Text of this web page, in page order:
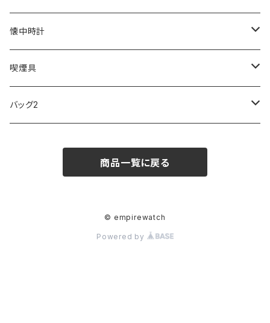
SKAGEN
FOOTBALL WATCHES
ARCA FUTURA
COACH
BVLGARI
VANQUISH
DANIEL WELLINGTON
SWAROVSKI
VIVIENNE WESTWOOD
MONTBLANC
Fashion Accessory Cllection
ISLAND
GULLWING
LESPORTSAC
PRADA
MONDAINE
MAWA
その他
CROSS
MONTBLANC
SWAROVSKI
CASIO
AMOS
OMMIX
COACH
CREATE
TORAY
OMRON
SPICE OF LIFE
懐中時計
MONDAINE
喫煙具
ZIPPO
TSUBOTA PEARL
バッグ2
商品一覧に戻る
© empirewatch
Powered by